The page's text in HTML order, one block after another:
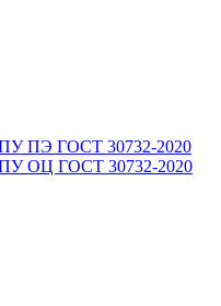
ПЭ ГОСТ 30732-2020
ОЦ ГОСТ 30732-2020